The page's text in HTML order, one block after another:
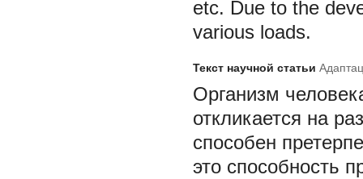
etc. Due to the
various loads.
Текст научной статьи
Организм
откликается на
способен
это способность